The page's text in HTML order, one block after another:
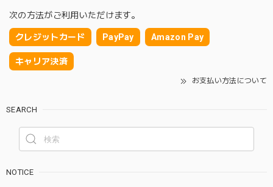
次の方法がご利用いただけます。
クレジットカード PayPay Amazon Pay
キャリア決済
お支払い方法について
SEARCH
NOTICE